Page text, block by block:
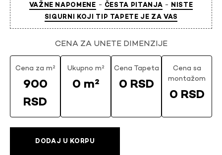
VAŽNE NAPOMENE - ČESTA PITANJA - NISTE
SIGURNI KOJI TIP TAPETE JE ZA VAS
CENA ZA UNETE DIMENZIJE
Cena za m²
900
RSD
Ukupno m²
0 m²
Cena Tapeta
0 RSD
Cena sa
montažom
0 RSD
DODAJ U KORPU